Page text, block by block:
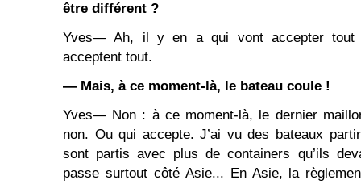
être différent ?
Yves― Ah, il y en a qui vont accepter tout
acceptent tout.
― Mais, à ce moment-là, le bateau coule !
Yves― Non : à ce moment-là, le dernier
non. Ou qui accepte. J’ai vu des bateaux
sont partis avec plus de containers qu’ils
passe surtout côté Asie... En Asie, la